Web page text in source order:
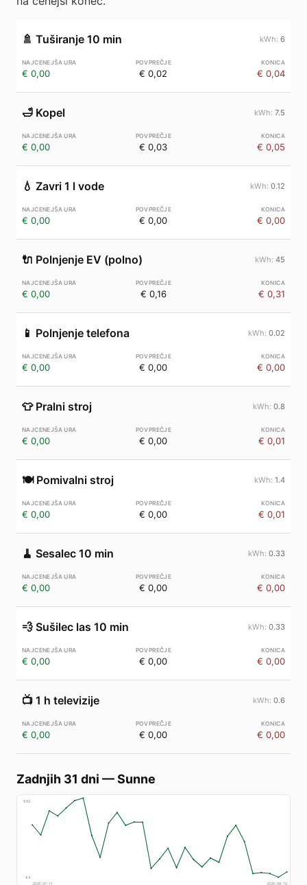
🚿 Tuširanje 10 min 6
€ 0,00 € 0,02 € 0,04
🛁 Kopel 7.5
€ 0,00 € 0,03 € 0,05
💧 Zavri 1 l vode 0.12
€ 0,00 € 0,00 € 0,00
🔌 Polnjenje EV (polno) 45
€ 0,00 € 0,16 € 0,31
📱 Polnjenje telefona 0.02
€ 0,00 € 0,00 € 0,00
👕 Pralni stroj 0.8
€ 0,00 € 0,00 € 0,01
🍽️ Pomivalni stroj 1.4
€ 0,00 € 0,00 € 0,01
🧹 Sesalec 10 min 0.33
€ 0,00 € 0,00 € 0,00
💨 Sušilec las 10 min 0.33
€ 0,00 € 0,00 € 0,00
📺 1 h televizije 0.6
€ 0,00 € 0,00 € 0,00
Zadnjih 31 dni —Sunne
€83
€4
2026-07-11
2026-08-10